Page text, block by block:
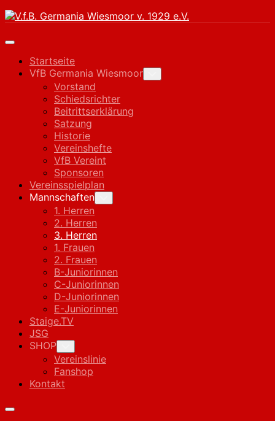
Skip
content
Expand
Startseite
VfB Germania Wiesmoor
Child
Vorstand
Schiedsrichter
Beitrittserklärung
Satzung
Historie
Vereinshefte
VfB Vereint
Sponsoren
Vereinsspielplan
Current
Page
Parent
Mannschaften
Child
1. Herren
2. Herren
Current
Page:
3. Herren
1. Frauen
2. Frauen
B-Juniorinnen
C-Juniorinnen
D-Juniorinnen
E-Juniorinnen
Staige.TV
JSG
SHOP
Child
Menu
Vereinslinie
Fanshop
Kontakt
Expand